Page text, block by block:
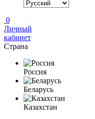
0
Личный
кабинет
Страна
Россия
Беларусь
Казахстан